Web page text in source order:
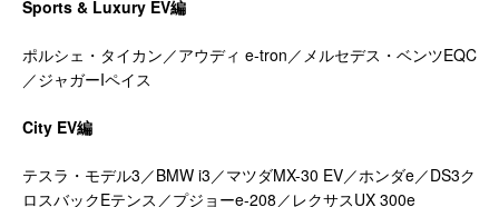
Sports & Luxury EV編
ポルシェ・タイカン／アウディ e-tron／メルセデス・ベンツEQC
／ジャガーIペイス
City EV編
テスラ・モデル3／BMW i3／マツダMX-30 EV／ホンダe／DS3ク
ロスバックEテンス／プジョーe-208／レクサスUX 300e